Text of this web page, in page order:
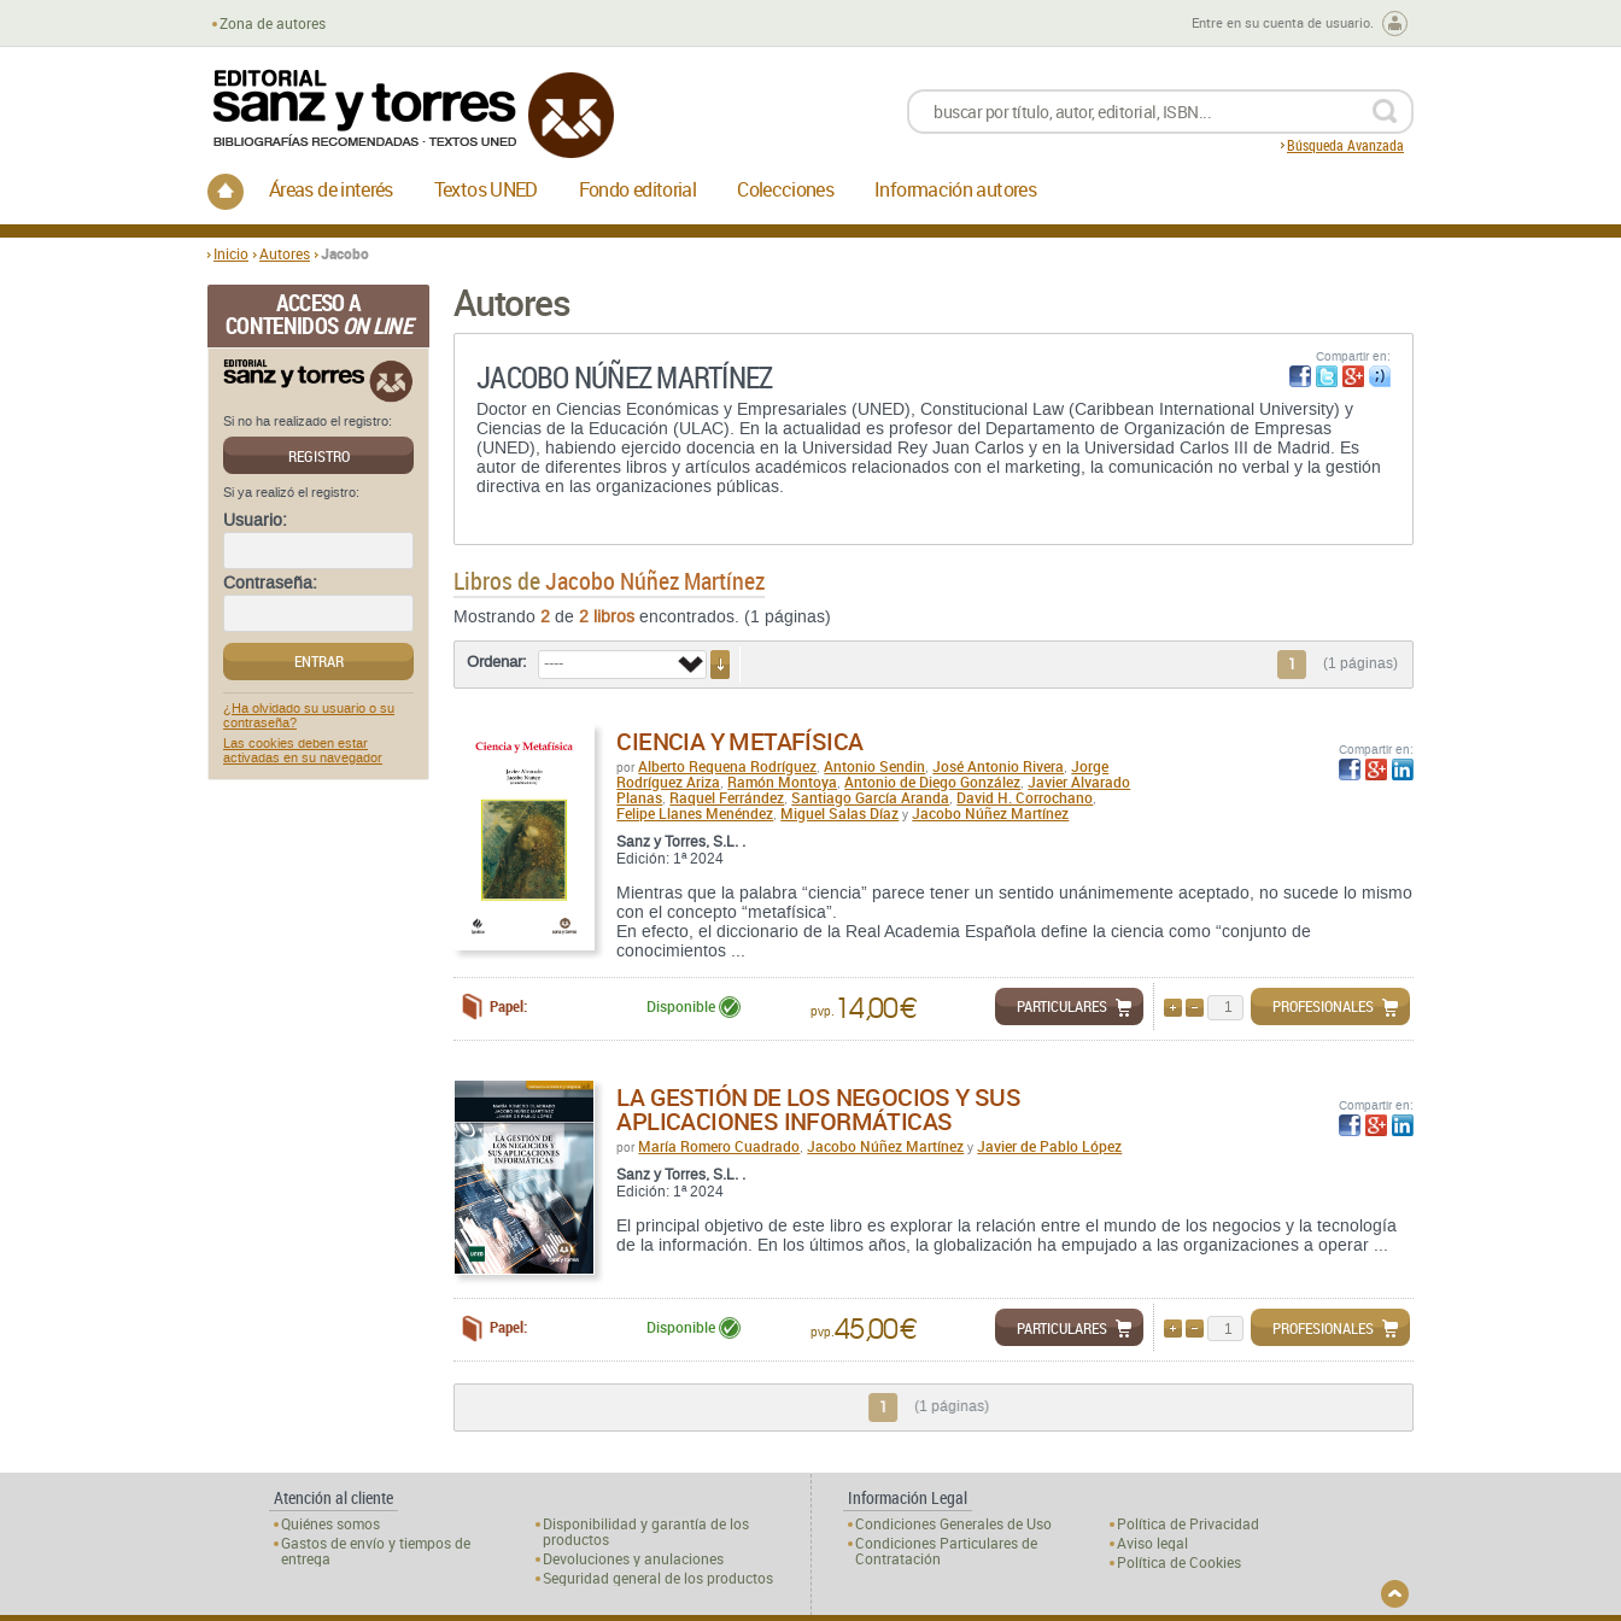
Inicio Autores Jacobo
Entre en su cuenta de usuario.
Búsqueda Avanzada
Inicio
Áreas de interés Textos UNED Fondo editorial Colecciones Información autores
Zona de autores
ACCESO A
CONTENIDOSON LINE
Si no ha realizado el registro:
REGISTRO
Si ya realizó el registro:
Usuario:
Contraseña:
ENTRAR
¿Ha olvidado su usuario o su
contraseña?
Las cookies deben estar
activadas en su navegador
Autores
JACOBO NÚÑEZ MARTÍNEZ
Compartir en:
Doctor en Ciencias Económicas y Empresariales (UNED), Constitucional Law (Caribbean International University) y
Ciencias de la Educación (ULAC). En la actualidad es profesor del Departamento de Organización de Empresas
(UNED), habiendo ejercido docencia en la Universidad Rey Juan Carlos y en la Universidad Carlos III de Madrid. Es
autor de diferentes libros y artículos académicos relacionados con el marketing, la comunicación no verbal y la gestión
directiva en las organizaciones públicas.
Libros deJacobo Núñez Martínez
Mostrando 2 de 2 libros encontrados. (1 páginas)
Ordenar: 1 (1 páginas)
CIENCIA Y METAFÍSICA
por Alberto Requena Rodríguez Antonio Sendin José Antonio Rivera Jorge
Rodríguez Ariza Ramón Montoya Antonio de Diego González Javier Alvarado
Planas Raquel Ferrández ,Santiago García Aranda David H. Corrochano
Felipe Llanes Menéndez Miguel Salas Díaz y Jacobo Núñez Martínez
Sanz y Torres, S.L. .
Edición: 1ª 2024
Mientras que la palabra “ciencia” parece tener un sentido unánimemente aceptado, no sucede lo mismo
con el concepto “metafísica”.
En efecto, el diccionario de la Real Academia Española define la ciencia como “conjunto de
conocimientos ...
Compartir en:
Papel: Disponible pvp. 14,00 € AÑADIRQUITAR
PROFESIONALES
PARTICULARES
LA GESTIÓN DE LOS NEGOCIOS Y SUS
APLICACIONES INFORMÁTICAS
por María Romero Cuadrado Jacobo Núñez Martínez y Javier de Pablo López
Sanz y Torres, S.L. .
Edición: 1ª 2024
El principal objetivo de este libro es explorar la relación entre el mundo de los negocios y la tecnología
de la información. En los últimos años, la globalización ha empujado a las organizaciones a operar ...
Compartir en:
Papel: Disponible pvp.45,00 € AÑADIRQUITAR
PROFESIONALES
PARTICULARES
1 (1 páginas)
Atención al cliente
Quiénes somos
Gastos de envío y tiempos de
entrega
Disponibilidad y garantía de los
productos
Devoluciones y anulaciones
Seguridad general de los productos
Información Legal
Condiciones Generales de Uso
Condiciones Particulares de
Contratación
Política de Privacidad
Aviso legal
Política de Cookies